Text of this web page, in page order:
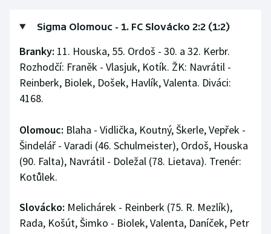
Veslování
Vodní slalom
Volejbal
Sigma Olomouc - 1. FC Slovácko 2:2 (1:2)
Branky: 11. Houska, 55. Ordoš - 30. a 32. Kerbr.
Rozhodčí: Franěk - Vlasjuk, Kotík. ŽK: Navrátil -
Reinberk, Biolek, Došek, Havlík, Valenta. Diváci:
4168.
Olomouc: Blaha - Vidlička, Koutný, Škerle, Vepřek -
Šindelář - Varadi (46. Schulmeister), Ordoš, Houska
(90. Falta), Navrátil - Doležal (78. Lietava). Trenér:
Kotůlek.
Slovácko: Melichárek - Reinberk (75. R. Mezlík),
Rada, Košút, Šimko - Biolek, Valenta, Daníček, Petr